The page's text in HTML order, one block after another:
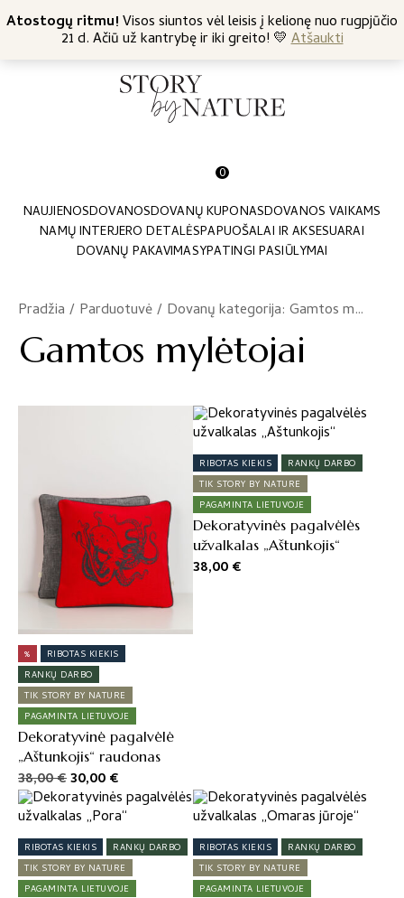
Atostogų ritmu!Visos siuntos vėl leisis į kelionę nuo rugpjūčio
21 d. Ačiū už kantrybę ir iki greito! 💛Atšaukti
Nemokamas siuntimas nuo 45 Eur +370 682 57369
0
NAUJIENOSDOVANOSDOVANŲ KUPONASDOVANOS VAIKAMS
NAMŲ INTERJERO DETALĖSPAPUOŠALAI IR AKSESUARAI
DOVANŲ PAKAVIMASYPATINGI PASIŪLYMAI
Pradžia / Parduotuvė/ Dovanų kategorija: Gamtos mylėtojai
Gamtos mylėtojai
%
RIBOTAS KIEKIS
RANKŲ DARBO
TIK STORY BY NATURE
PAGAMINTA LIETUVOJE
Dekoratyvinė pagalvėlė
„Aštunkojis“ raudonas
38,00€Original
price
was:
38,00 €.
30,00€
price
is:
30,00 €.
RIBOTAS KIEKIS
RANKŲ DARBO
TIK STORY BY NATURE
PAGAMINTA LIETUVOJE
Dekoratyvinės pagalvėlės
užvalkalas „Aštunkojis“
38,00€
RIBOTAS KIEKIS
RANKŲ DARBO
TIK STORY BY NATURE
PAGAMINTA LIETUVOJE
RIBOTAS KIEKIS
RANKŲ DARBO
TIK STORY BY NATURE
PAGAMINTA LIETUVOJE